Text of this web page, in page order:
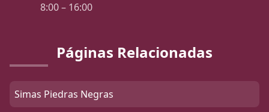
8:00 – 16:00
Páginas Relacionadas
Simas Piedras Negras